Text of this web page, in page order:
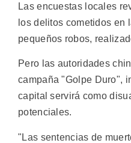
Las encuestas locales
los delitos cometidos en
pequeños robos,
Pero las autoridades
campaña "Golpe Duro",
capital servirá como
potenciales.
"Las sentencias de